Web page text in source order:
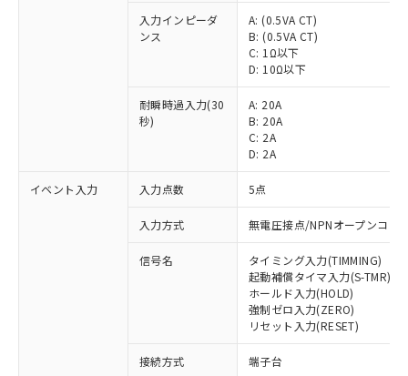
入力インピーダ
ンス
A: (0.5VA CT)
B: (0.5VA CT)
C: 1Ω以下
D: 10Ω以下
耐瞬時過入力(30
秒)
A: 20A
B: 20A
C: 2A
D: 2A
イベント入力 入力点数 5点
入力方式 無電圧接点/NPNオープンコレ
信号名
タイミング入力(TIMMING)
起動補償タイマ入力(S-TMR)
ホールド入力(HOLD)
強制ゼロ入力(ZERO)
リセット入力(RESET)
接続方式 端子台